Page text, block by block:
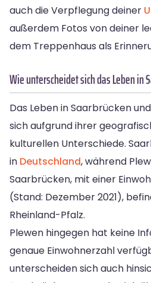
auch die Verpflegung deiner
außerdem Fotos von deiner
dem Treppenhaus als
Wie unterscheidet sich das Leben in
Das Leben in Saarbrücken
sich aufgrund ihrer
kulturellen Unterschiede.
in Deutschland, während
Saarbrücken, mit einer
(Stand: Dezember 2021),
Rheinland-Pfalz.
Plewen hingegen hat keine
genaue Einwohnerzahl
unterscheiden sich auch